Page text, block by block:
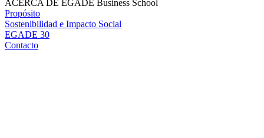
ACERCA DE EGADE Business School
Propósito
Sostenibilidad e Impacto Social
EGADE 30
Contacto